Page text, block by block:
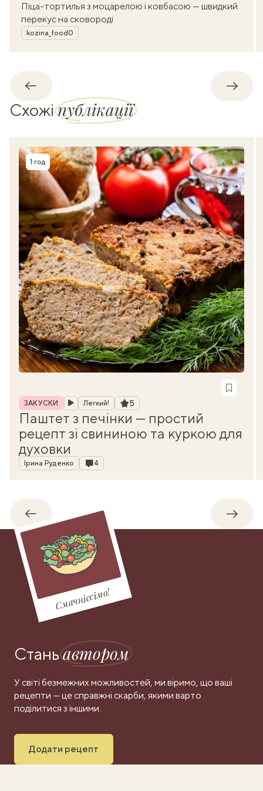
Піца-тортилья з моцарелою і ковбасою — швидкий
перекус на сковороді
Автор
kozina_food0
Назад
Схожіпублікації
Час приготування
1 год
Рубрика
ЗАКУСКИ Легкий! Рейтинг
5
Паштет з печінки — простий
рецепт зі свининою та куркою для
духовки
Автор
Ірина Руденко Коментарі
4
Назад
Смачніссімо!
Станьавтором
У світі безмежних можливостей, ми віримо, що ваші
рецепти — це справжні скарби, якими варто
поділитися з іншими.
Додати рецепт